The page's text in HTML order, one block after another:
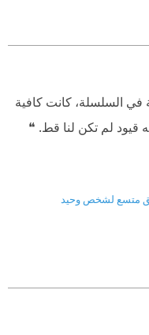
في السلسلة، كانت كافية
قيود لم تكن لنا قط. ❝
متسع لشخص وحيد